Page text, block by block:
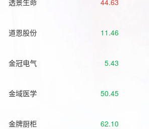
透景生命 44.63
道恩股份 11.46
金冠电气 5.43
金域医学 50.45
金牌厨柜 62.10